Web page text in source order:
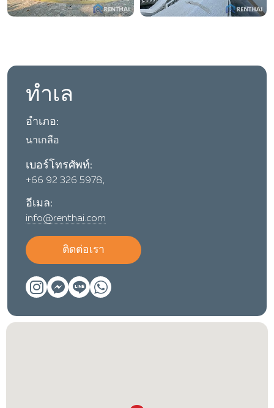
ทำเล
อำเภอ:
นาเกลือ
เบอร์โทรศัพท์:
+66 92 326 5978,
อีเมล:
info@renthai.com
ติดต่อเรา